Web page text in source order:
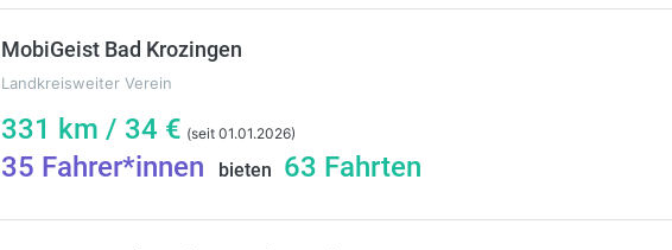
MobiGeist Bad Krozingen
Landkreisweiter Verein
331 km / 34 € (seit 01.01.2026)
35 Fahrer*innen bieten 63 Fahrten